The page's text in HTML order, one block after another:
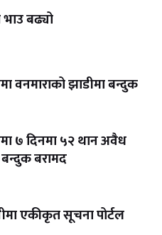
बढ्यो
वनमाराको झाडीमा बन्दुक
७ दिनमा ५२ थान अवैध
बरामद
एकीकृत सूचना पोर्टल